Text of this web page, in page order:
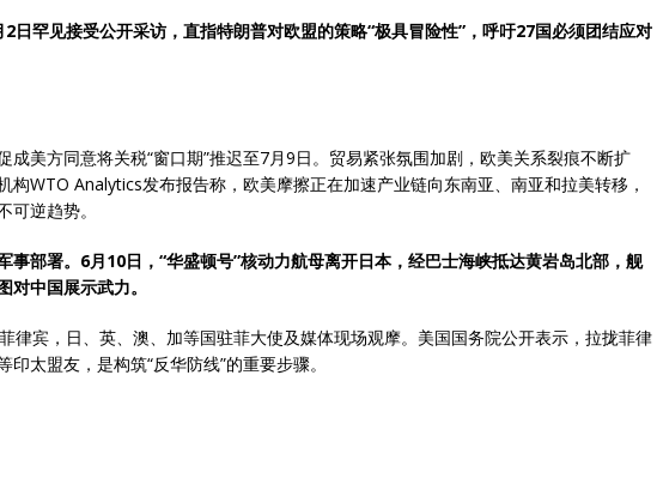
日罕见接受公开采访，直指特朗普对欧盟的策略“极具冒险性”，呼吁27国必须团结应对
成美方同意将关税“窗口期”推迟至7月9日。贸易紧张氛围加剧，欧美关系裂痕不断扩
构WTO Analytics发布报告称，欧美摩擦正在加速产业链向东南亚、南亚和拉美转移，
可逆趋势。
事部署。6月10日，“华盛顿号”核动力航母离开日本，经巴士海峡抵达黄岩岛北部，舰
对中国展示武力。
律宾，日、英、澳、加等国驻菲大使及媒体现场观摩。美国国务院公开表示，拉拢菲律
太盟友，是构筑“反华防线”的重要步骤。